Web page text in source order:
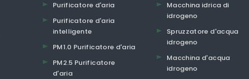
Purificatore d'aria
Purificatore d'aria
intelligente
PM1.0 Purificatore d'aria
PM2.5 Purificatore
d'aria
Macchina idrica di
idrogeno
Spruzzatore d'acqua
idrogeno
Macchina d'acqua
idrogeno